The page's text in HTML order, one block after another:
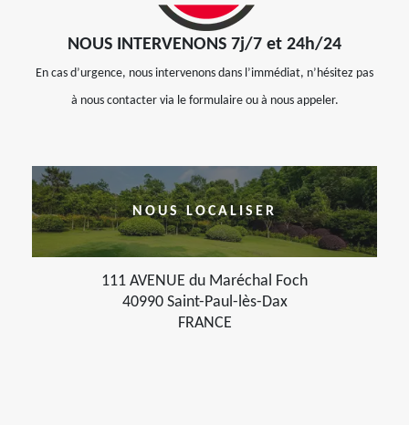
NOUS INTERVENONS 7j/7 et 24h/24
En cas d’urgence, nous intervenons dans l’immédiat, n’hésitez pas
à nous contacter via le formulaire ou à nous appeler.
NOUS LOCALISER
111 AVENUE du Maréchal Foch
40990 Saint-Paul-lès-Dax
FRANCE